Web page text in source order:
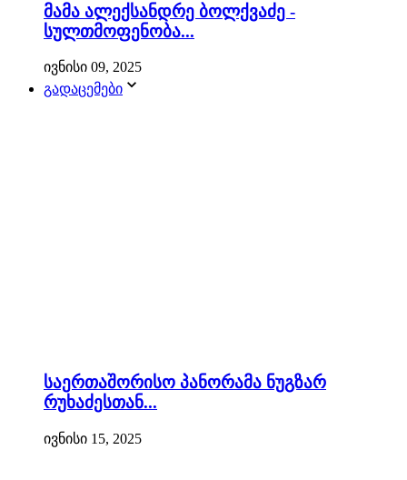
მამა ალექსანდრე ბოლქვაძე -
სულთმოფენობა...
ივნისი 09, 2025
გადაცემები
საერთაშორისო პანორამა ნუგზარ
რუხაძესთან...
ივნისი 15, 2025